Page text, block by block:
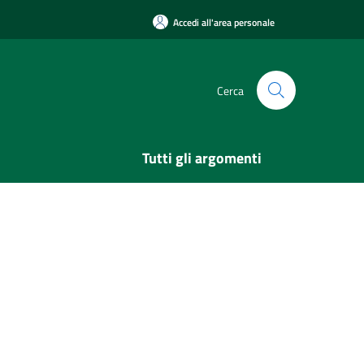
Accedi all'area personale
Cerca
Tutti gli argomenti